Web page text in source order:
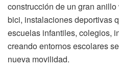
construcción de un gran
bici, instalaciones deportivas
escuelas infantiles, colegios,
creando entornos escolares
nueva movilidad.